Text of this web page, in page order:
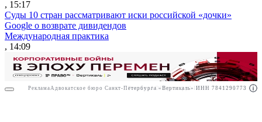
Реклама АО"Право.ру" ИНН: 7708095468
, 15:17
Суды 10 стран рассматривают иски российской «дочки»
Google о возврате дивидендов
Международная практика
, 14:09
Реклама Адвокатское бюро Санкт-Петербурга «Вертикаль» ИНН 7841290773